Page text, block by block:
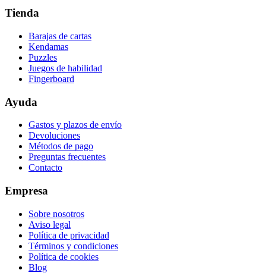
Tienda
Barajas de cartas
Kendamas
Puzzles
Juegos de habilidad
Fingerboard
Ayuda
Gastos y plazos de envío
Devoluciones
Métodos de pago
Preguntas frecuentes
Contacto
Empresa
Sobre nosotros
Aviso legal
Política de privacidad
Términos y condiciones
Política de cookies
Blog